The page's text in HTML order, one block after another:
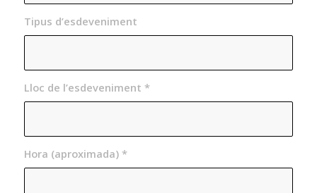
Tipus d’esdeveniment
Lloc de l’esdeveniment *
Hora (aproximada) *